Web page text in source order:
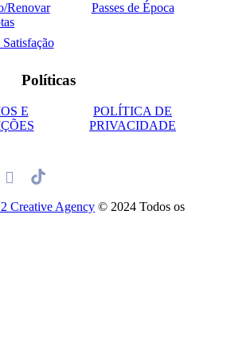
Renovar
Passes de Época
Políticas
E
POLÍTICA DE
PRIVACIDADE
Creative Agency © 2024 Todos os